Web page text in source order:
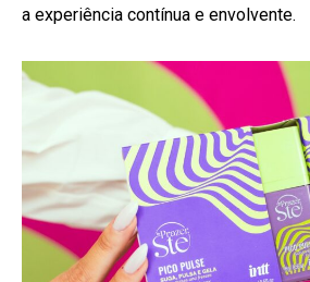
a experiência contínua e envolvente.